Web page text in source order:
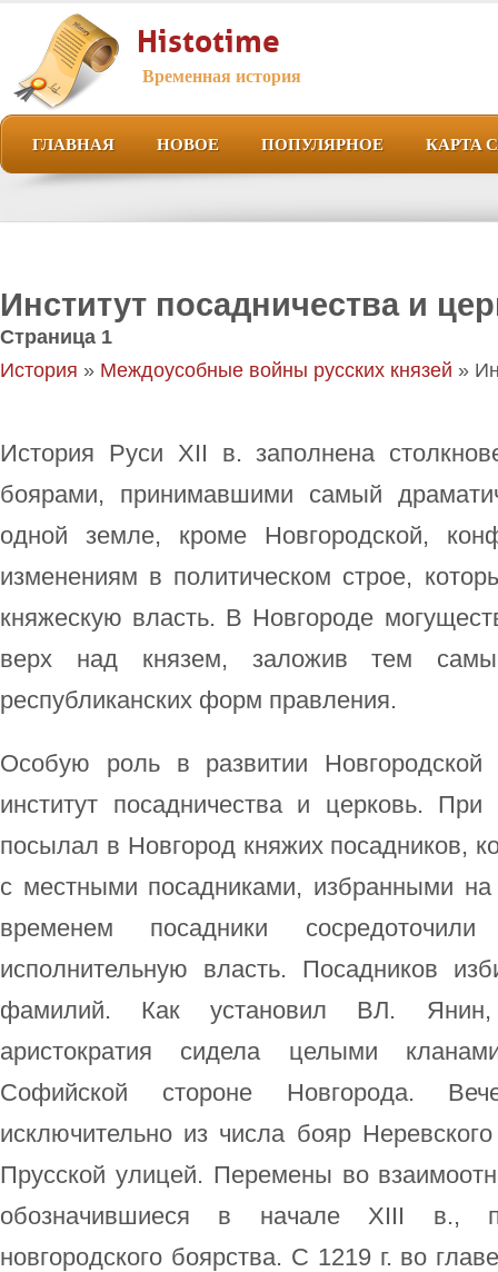
Histotime
Временная история
ГЛАВНАЯ НОВОЕ ПОПУЛЯРНОЕ КАРТА
Институт посадничества и
Страница 1
История » Междоусобные войны русских князей »
История Руси XII в. заполнена
боярами, принимавшими самый
одной земле, кроме Новгородской,
изменениям в политическом строе,
княжескую власть. В Новгороде
верх над князем, заложив тем
республиканских форм правления.
Особую роль в развитии Новгородской
институт посадничества и церковь.
посылал в Новгород княжих посадников,
с местными посадниками, избранными
временем посадники
исполнительную власть. Посадников
фамилий. Как установил ВЛ. Янин,
аристократия сидела целыми
Софийской стороне Новгорода.
исключительно из числа бояр
Прусской улицей. Перемены во
обозначившиеся в начале XIII в.,
новгородского боярства. С 1219 г. во